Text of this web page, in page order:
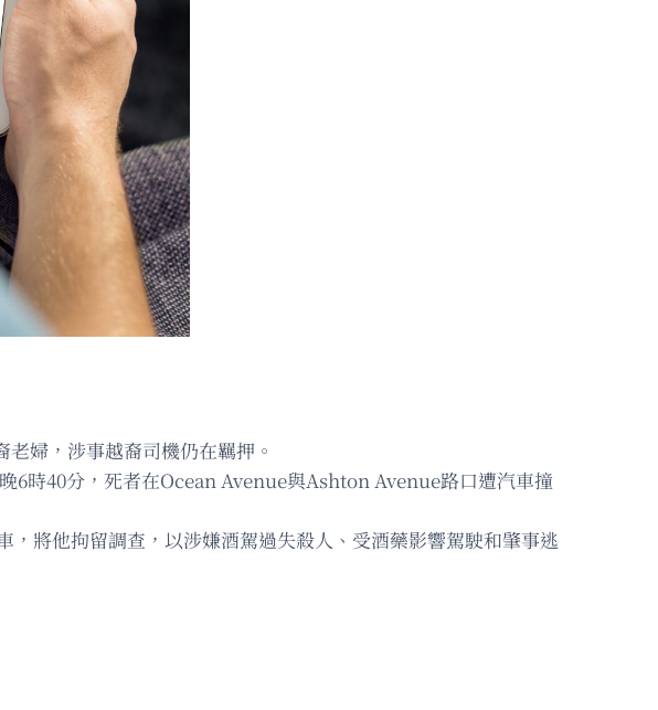
婦，涉事越裔司機仍在羈押。
6時40分，死者在Ocean Avenue與Ashton Avenue路口遭汽車撞
將他拘留調查，以涉嫌酒駕過失殺人、受酒藥影響駕駛和肇事逃